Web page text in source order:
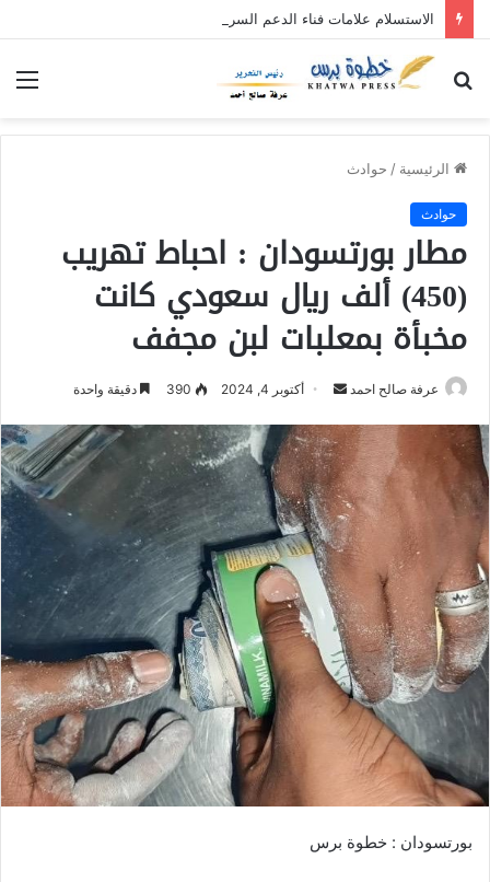
الاستسلام علامات فناء الدعم السريع
الرئيسية / حوادث
حوادث
مطار بورتسودان : احباط تهريب
(450) ألف ريال سعودي كانت
مخبأة بمعلبات لبن مجفف
عرفة صالح احمد
س
ل
ب
ر
ي
د
ا
إ
ل
ك
ي
أكتوبر 4, 2024 390 دقيقة واحدة
بورتسودان : خطوة برس